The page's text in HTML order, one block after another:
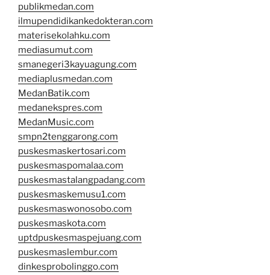
publikmedan.com
ilmupendidikankedokteran.com
materisekolahku.com
mediasumut.com
smanegeri3kayuagung.com
mediaplusmedan.com
MedanBatik.com
medanekspres.com
MedanMusic.com
smpn2tenggarong.com
puskesmaskertosari.com
puskesmaspomalaa.com
puskesmastalangpadang.com
puskesmaskemusu1.com
puskesmaswonosobo.com
puskesmaskota.com
uptdpuskesmaspejuang.com
puskesmaslembur.com
dinkesprobolinggo.com